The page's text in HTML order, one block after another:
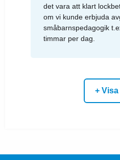
det vara att klart
om vi kunde erbjuda
småbarnspedagogik
timmar per dag.
+